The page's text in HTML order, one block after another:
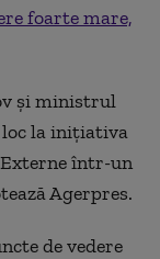
foarte mare,
şi ministrul
loc la iniţiativa
într-un
Agerpres.
de vedere